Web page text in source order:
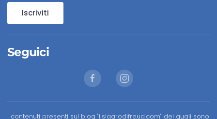
Iscriviti
Seguici
I contenuti presenti sul blog "ilsigarodifreud.com" dei quali sono